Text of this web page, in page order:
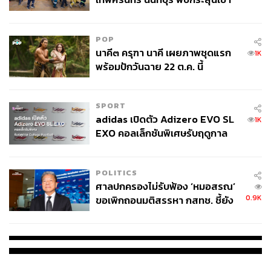
456
พรลภัส วุฒิรัตนรักษ์
นักศึกษาฝึกงาน สำนักข่าว THE STANDARD
POP
นาคี๓ ครุฑา นาคี เผยภาพชุดแรก
พร้อมปักวันฉาย 22 ต.ค. นี้
1K
SPORT
adidas เปิดตัว Adizero EVO SL
EXO คอลเล็กชันพิเศษรับฤดูกาล
1K
POLITICS
ศาลปกครองไม่รับฟ้อง ‘หมอสรณ’
ขอเพิกถอนมติสรรหา กสทช. ชี้ยัง
0.9K